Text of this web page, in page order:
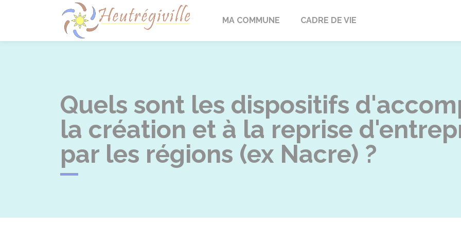
Heutrégiville
MA COMMUNE CADRE DE VIE
Quels sont les dispositifs
la création et à la reprise
par les régions (ex Nacre) ?